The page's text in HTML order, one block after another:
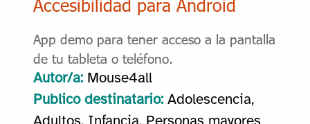
Accesibilidad para Android
App demo para tener acceso a la pantalla
de tu tableta o teléfono.
Autor/a: Mouse4all
Publico destinatario: Adolescencia,
Adultos, Infancia, Personas mayores